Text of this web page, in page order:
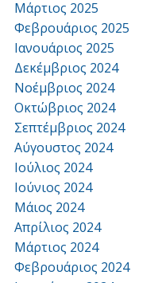
Μάρτιος 2025
Φεβρουάριος 2025
Ιανουάριος 2025
Δεκέμβριος 2024
Νοέμβριος 2024
Οκτώβριος 2024
Σεπτέμβριος 2024
Αύγουστος 2024
Ιούλιος 2024
Ιούνιος 2024
Μάιος 2024
Απρίλιος 2024
Μάρτιος 2024
Φεβρουάριος 2024